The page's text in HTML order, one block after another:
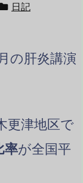
日記
の肝炎講演
更津地区で
率が全国平